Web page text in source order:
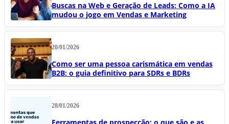
Buscas na Web e Geração de Leads: Como a IA
mudou o jogo em Vendas e Marketing
20/01/2026
Como ser uma pessoa carismática em vendas
B2B: o guia definitivo para SDRs e BDRs
28/01/2026